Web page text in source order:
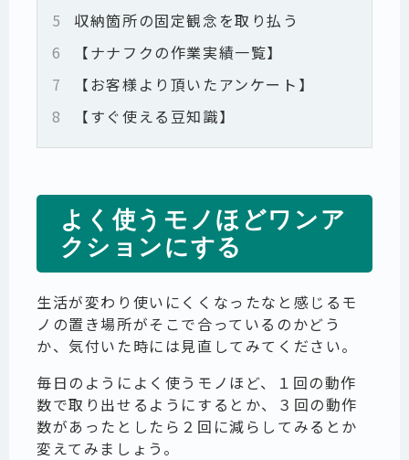
5
収納箇所の固定観念を取り払う
6
【ナナフクの作業実績一覧】
7
【お客様より頂いたアンケート】
8
【すぐ使える豆知識】
よく使うモノほどワンア
クションにする
生活が変わり使いにくくなったなと感じるモ
ノの置き場所がそこで合っているのかどう
か、気付いた時には見直してみてください。
毎日のようによく使うモノほど、１回の動作
数で取り出せるようにするとか、３回の動作
数があったとしたら２回に減らしてみるとか
変えてみましょう。